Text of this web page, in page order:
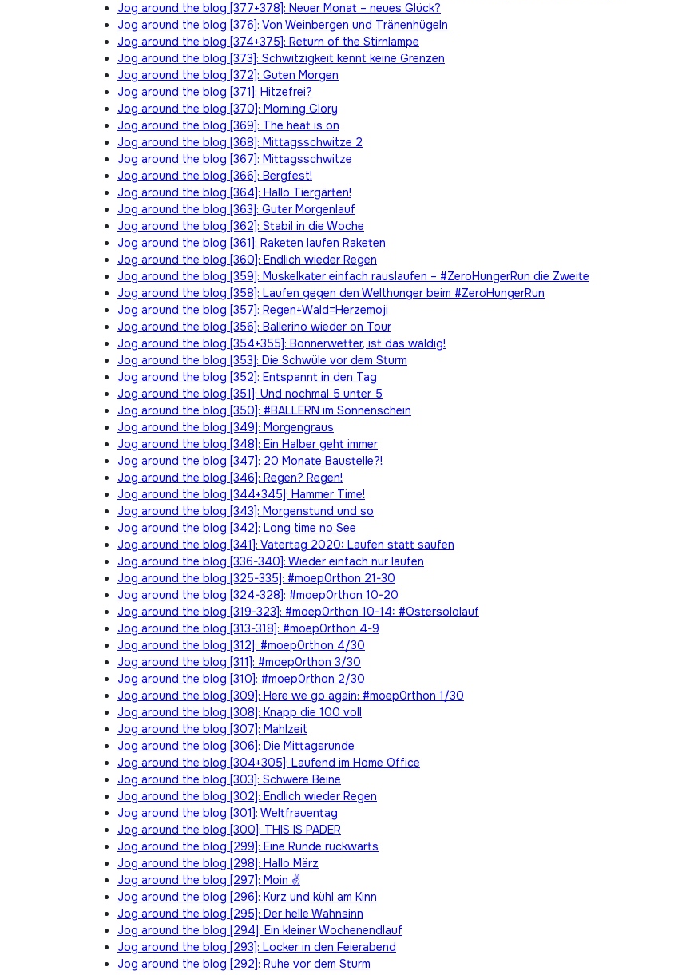
Jog around the blog [377+378]: Neuer Monat – neues Glück?
Jog around the blog [376]: Von Weinbergen und Tränenhügeln
Jog around the blog [374+375]: Return of the Stirnlampe
Jog around the blog [373]: Schwitzigkeit kennt keine Grenzen
Jog around the blog [372]: Guten Morgen
Jog around the blog [371]: Hitzefrei?
Jog around the blog [370]: Morning Glory
Jog around the blog [369]: The heat is on
Jog around the blog [368]: Mittagsschwitze 2
Jog around the blog [367]: Mittagsschwitze
Jog around the blog [366]: Bergfest!
Jog around the blog [364]: Hallo Tiergärten!
Jog around the blog [363]: Guter Morgenlauf
Jog around the blog [362]: Stabil in die Woche
Jog around the blog [361]: Raketen laufen Raketen
Jog around the blog [360]: Endlich wieder Regen
Jog around the blog [359]: Muskelkater einfach rauslaufen – #ZeroHungerRun die Zweite
Jog around the blog [358]: Laufen gegen den Welthunger beim #ZeroHungerRun
Jog around the blog [357]: Regen+Wald=Herzemoji
Jog around the blog [356]: Ballerino wieder on Tour
Jog around the blog [354+355]: Bonnerwetter, ist das waldig!
Jog around the blog [353]: Die Schwüle vor dem Sturm
Jog around the blog [352]: Entspannt in den Tag
Jog around the blog [351]: Und nochmal 5 unter 5
Jog around the blog [350]: #BALLERN im Sonnenschein
Jog around the blog [349]: Morgengraus
Jog around the blog [348]: Ein Halber geht immer
Jog around the blog [347]: 20 Monate Baustelle?!
Jog around the blog [346]: Regen? Regen!
Jog around the blog [344+345]: Hammer Time!
Jog around the blog [343]: Morgenstund und so
Jog around the blog [342]: Long time no See
Jog around the blog [341]: Vatertag 2020: Laufen statt saufen
Jog around the blog [336-340]: Wieder einfach nur laufen
Jog around the blog [325-335]: #moep0rthon 21-30
Jog around the blog [324-328]: #moep0rthon 10-20
Jog around the blog [319-323]: #moep0rthon 10-14: #Ostersololauf
Jog around the blog [313-318]: #moep0rthon 4-9
Jog around the blog [312]: #moep0rthon 4/30
Jog around the blog [311]: #moep0rthon 3/30
Jog around the blog [310]: #moep0rthon 2/30
Jog around the blog [309]: Here we go again: #moep0rthon 1/30
Jog around the blog [308]: Knapp die 100 voll
Jog around the blog [307]: Mahlzeit
Jog around the blog [306]: Die Mittagsrunde
Jog around the blog [304+305]: Laufend im Home Office
Jog around the blog [303]: Schwere Beine
Jog around the blog [302]: Endlich wieder Regen
Jog around the blog [301]: Weltfrauentag
Jog around the blog [300]: THIS IS PADER
Jog around the blog [299]: Eine Runde rückwärts
Jog around the blog [298]: Hallo März
Jog around the blog [297]: Moin ✌
Jog around the blog [296]: Kurz und kühl am Kinn
Jog around the blog [295]: Der helle Wahnsinn
Jog around the blog [294]: Ein kleiner Wochenendlauf
Jog around the blog [293]: Locker in den Feierabend
Jog around the blog [292]: Ruhe vor dem Sturm